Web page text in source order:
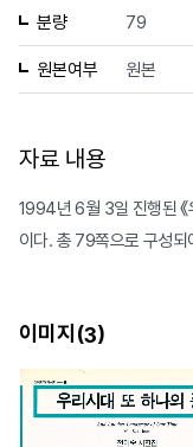
분량 79
원본여부 원본
자료 내용
1994년 6월 3일 진행된 《
이다. 총 79쪽으로 구성되
이미지(3)